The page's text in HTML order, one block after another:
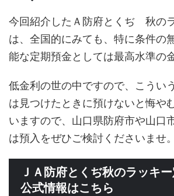
今回紹介したＡ防府とくぢ 秋の
は、全国的にみても、特に条件の
能な定期預金としては最高水準の
低金利の世の中ですので、こうい
は見つけたときに預けないと悔や
いますので、山口県防府市や山口
は預入をぜひご検討くださいませ。
ＪＡ防府とくぢ秋のラッキ
公式情報はこちら